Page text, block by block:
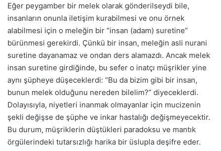
Eğer peygamber bir melek olarak gönderilseydi bile,
insanların onunla iletişim kurabilmesi ve onu örnek
alabilmesi için o meleğin bir “insan (adam) suretine”
bürünmesi gerekirdi. Çünkü bir insan, meleğin asli nurani
suretine dayanamaz ve ondan ders alamazdı. Ancak melek
insan suretine girdiğinde, bu sefer o inatçı müşrikler yine
aynı şüpheye düşeceklerdi: “Bu da bizim gibi bir insan,
bunun melek olduğunu nereden bilelim?” diyeceklerdi.
Dolayısıyla, niyetleri inanmak olmayanlar için mucizenin
şekli değişse de şüphe ve inkar hastalığı değişmeyecektir.
Bu durum, müşriklerin düştükleri paradoksu ve mantık
örgülerindeki tutarsızlığı harika bir üslupla deşifre eder.